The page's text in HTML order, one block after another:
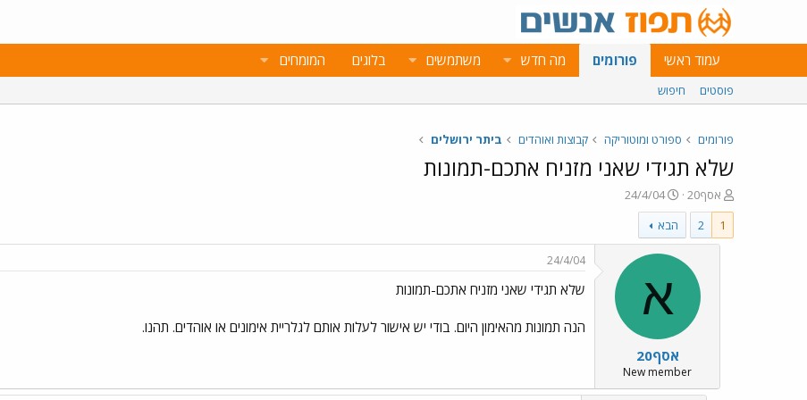
עמוד ראשי פורומים מה חדש משתמשים בלוגים המומחים
פוסטים חיפוש
פורומים ספורט ומוטוריקה קבוצות ואוהדים ביתר ירושלים
שלא תגידי שאני מזניח אתכם-תמונות
פ
ו
ת
ח
אסף20
פ
ו
ר
ס
ם
ת
א
י
ך
24/4/04
1
2 הבא
א
אסף20
New member
24/4/04
שלא תגידי שאני מזניח אתכם-תמונות
הנה תמונות מהאימון היום. בודי יש אישור לעלות אותם לגלריית אימונים או אוהדים. תהנו.